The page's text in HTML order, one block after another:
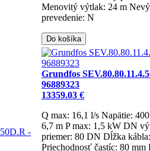
Menovitý výtlak: 24 m
prevedenie: N
Do košíka
Grundfos
96889323
13359.03 €
Q max: 16,1 l/s Napätie:
6,7 m P max: 1,5 kW DN
priemer: 80 DN Dĺžka
Priechodnosť častíc: 80 mm